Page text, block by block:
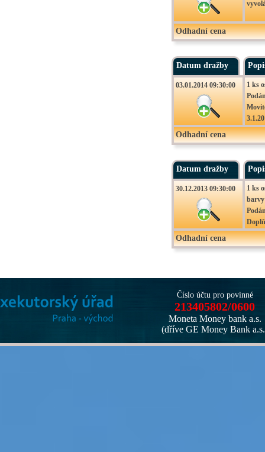
Odhadní cena
Datum dražby
03.01.2014 09:30:00
1 ks
Odhadní cena
Datum dražby
30.12.2013 09:30:00
1 ks
barvy
klíče
zda
Odhadní cena
Číslo účtu pro povinné
213405802/0600
Moneta Money bank a.s.
(dříve GE Money Bank